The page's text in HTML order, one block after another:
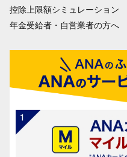
控除上限額シミュレーション
年金受給者・自営業者の方へ